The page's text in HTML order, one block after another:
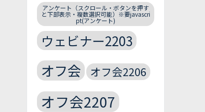
アンケート（スクロール・ボタンを押す
と下部表示・複数選択可能）※要javascri
pt(アンケート)
ウェビナー2203
オフ会 オフ会2206
オフ会2207